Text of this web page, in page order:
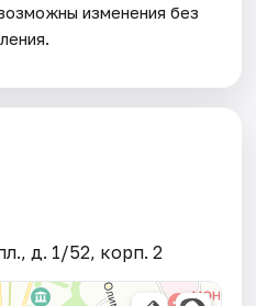
изменения без
д. 1/52, корп. 2